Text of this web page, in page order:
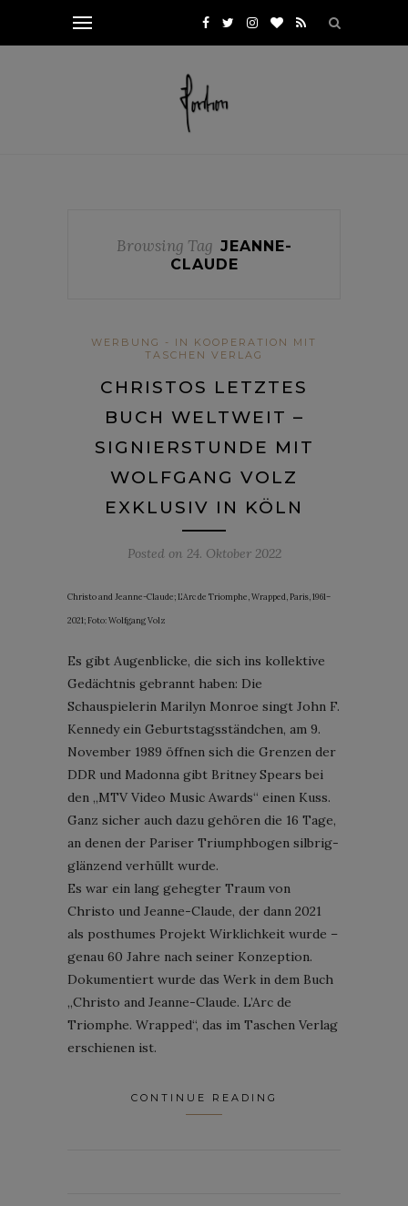
Browsing Tag JEANNE-
CLAUDE
WERBUNG - IN KOOPERATION MIT
TASCHEN VERLAG
CHRISTOS LETZTES
BUCH WELTWEIT –
SIGNIERSTUNDE MIT
WOLFGANG VOLZ
EXKLUSIV IN KÖLN
Posted on 24. Oktober 2022
Christo and Jeanne-Claude; L’Arc de Triomphe, Wrapped, Paris, 1961–
2021; Foto: Wolfgang Volz
Es gibt Augenblicke, die sich ins kollektive
Gedächtnis gebrannt haben: Die
Schauspielerin Marilyn Monroe singt John F.
Kennedy ein Geburtstagsständchen, am 9.
November 1989 öffnen sich die Grenzen der
DDR und Madonna gibt Britney Spears bei
den „MTV Video Music Awards“ einen Kuss.
Ganz sicher auch dazu gehören die 16 Tage,
an denen der Pariser Triumphbogen silbrig-
glänzend verhüllt wurde.
Es war ein lang gehegter Traum von
Christo und Jeanne-Claude, der dann 2021
als posthumes Projekt Wirklichkeit wurde –
genau 60 Jahre nach seiner Konzeption.
Dokumentiert wurde das Werk in dem Buch
„Christo and Jeanne-Claude. L’Arc de
Triomphe. Wrapped“, das im Taschen Verlag
erschienen ist.
CONTINUE READING